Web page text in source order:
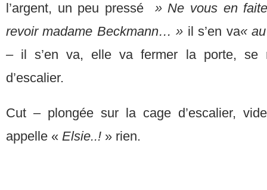
l’argent, un peu pressé» Ne vous en
revoir madame Beckmann… » il s’en va«
– il s’en va, elle va fermer la porte, se
d’escalier.
Cut – plongée sur la cage d’escalier,
appelle « Elsie..! » rien.